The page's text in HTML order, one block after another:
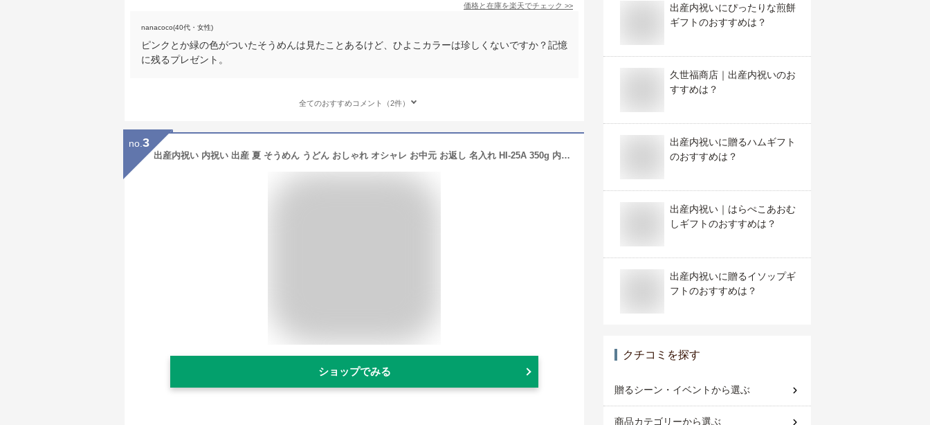
価格と在庫を楽天でチェック >>
nanacoco(40代・女性)
ピンクとか緑の色がついたそうめんは見たことあるけど、ひよこカラーは珍しくないですか？記憶
に残るプレゼント。
全てのおすすめコメント（2件）
no. 3
出産内祝い 内祝い 出産 夏 そうめん うどん おしゃれ オシャレ お中元 お返し 名入れ HI-25A 350g 内祝 紅白 ギフト 紅白麺 写真 写真付き 名前 出生体重 熨斗サービス 結婚内祝 入園内祝い 入学内祝い 木箱 双子対応
ショップでみる
出産内祝いにぴったりな煎餅
ギフトのおすすめは？
久世福商店｜出産内祝いのお
すすめは？
出産内祝いに贈るハムギフト
のおすすめは？
出産内祝い｜はらぺこあおむ
しギフトのおすすめは？
出産内祝いに贈るイソップギ
フトのおすすめは？
クチコミを探す
贈るシーン・イベントから選ぶ
商品カテゴリーから選ぶ